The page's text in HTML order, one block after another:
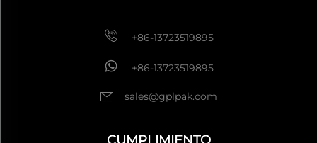
+86-13723519895
+86-13723519895
sales@gplpak.com